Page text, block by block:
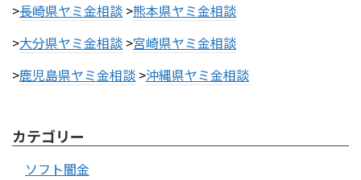
>長崎県ヤミ金相談 >熊本県ヤミ金相談
>大分県ヤミ金相談 >宮崎県ヤミ金相談
>鹿児島県ヤミ金相談 >沖縄県ヤミ金相談
カテゴリー
ソフト闇金